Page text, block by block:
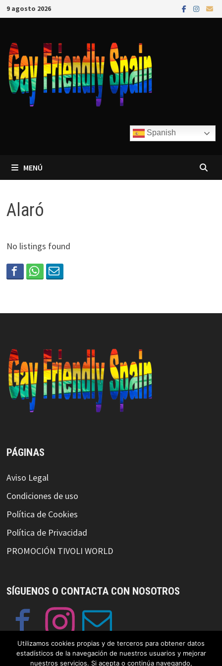
9 agosto 2026
Spanish
MENÚ
Alaró
No listings found
PÁGINAS
Aviso Legal
Condiciones de uso
Política de Cookies
Política de Privacidad
PROMOCIÓN TIVOLI WORLD
SÍGUENOS O CONTACTA CON NOSOTROS
Utilizamos cookies propias y de terceros para obtener datos
estadísticos de la navegación de nuestros usuarios y mejorar
nuestros servicios. Si acepta o continúa navegando,